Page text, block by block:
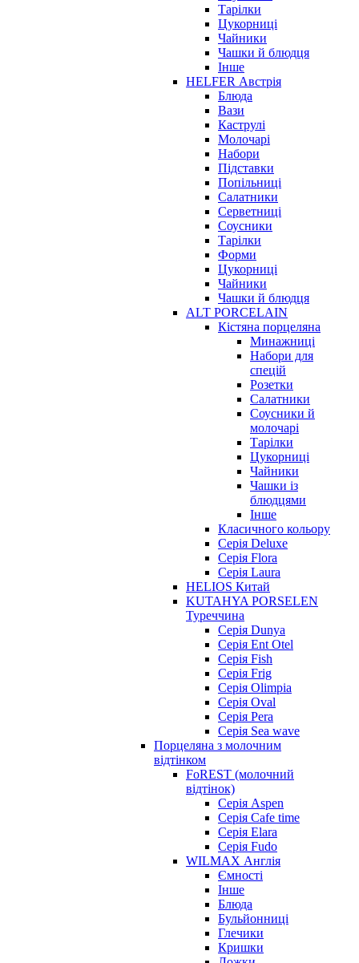
Тарілки
Цукорниці
Чайники
Чашки й блюдця
Інше
HELFER Австрія
Блюда
Вази
Каструлі
Молочарі
Набори
Підставки
Попільниці
Салатники
Серветниці
Соусники
Тарілки
Форми
Цукорниці
Чайники
Чашки й блюдця
ALT PORCELAIN
Кістяна порцеляна
Минажниці
Набори для
спецій
Розетки
Салатники
Соусники й
молочарі
Тарілки
Цукорниці
Чайники
Чашки із
блюдцями
Інше
Класичного кольору
Серія Deluxe
Серія Flora
Серія Laura
HELIOS Китай
KUTAHYA PORSELEN
Туреччина
Серія Dunya
Серія Ent Otel
Серія Fish
Серія Frig
Серія Olimpia
Серія Oval
Серія Pera
Серія Sea wave
Порцеляна з молочним
відтінком
FoREST (молочний
відтінок)
Серія Aspen
Серія Cafe time
Серія Elara
Серія Fudo
WILMAX Англія
Ємності
Інше
Блюда
Бульйонниці
Глечики
Кришки